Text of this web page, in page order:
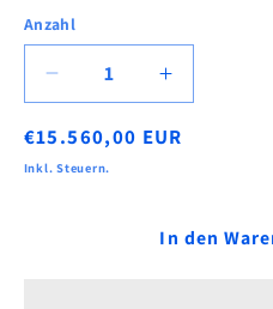
Anzahl
Verringere
die
Menge
für
BUCOVERS
Erhöhe
die
Menge
Normaler
Preis
€15.560,00 EUR
Inkl. Steuern.
In den